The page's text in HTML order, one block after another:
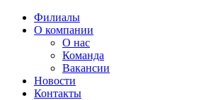
Филиалы
О компании
О нас
Команда
Вакансии
Новости
Контакты